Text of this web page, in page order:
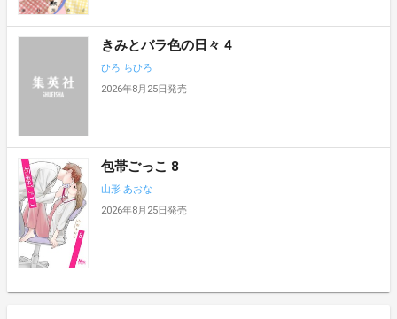
きみとバラ色の日々 4
ひろ ちひろ
2026年8月25日発売
包帯ごっこ 8
山形 あおな
2026年8月25日発売